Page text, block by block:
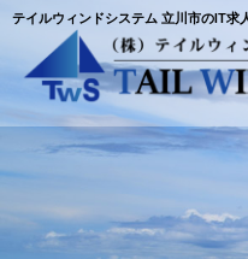
テイルウィンドシステム 立川市のIT求